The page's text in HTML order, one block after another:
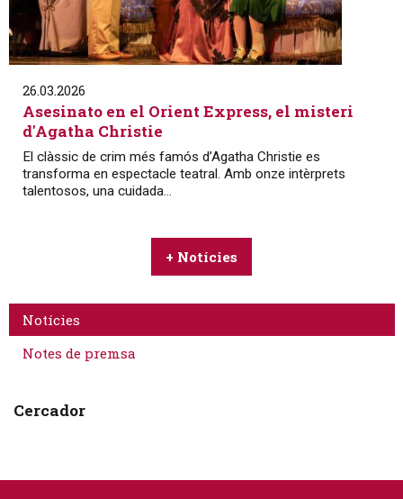
26.03.2026
Asesinato en el Orient Express, el misteri
d'Agatha Christie
El clàssic de crim més famós d’Agatha Christie es
transforma en espectacle teatral. Amb onze intèrprets
talentosos, una cuidada...
+ Notícies
Notícies
Notes de premsa
Cercador